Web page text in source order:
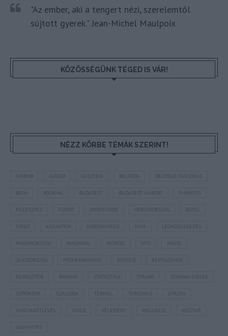
"Az ember, aki a tengert nézi, szerelemtől
sújtott gyerek." Jean-Michel Maulpoix
KÖZÖSSÉGÜNK TÉGED IS VÁR!
NÉZZ KÖRBE TÉMÁK SZERINT!
AUSZTRIA BALATON BELFÖLDI TURIZMUS
BUDAPEST BUDAPEST AIRPORT EMIRATES
FEJLESZTÉS HORVÁTORSZÁG HOTEL
KARANTÉN LÉGIKÖZLEKEDÉS
MAGYARORSZÁG MTÜ MÁLTA
OLASZORSZÁG REPÜLŐJÁRAT
REPÜLŐTÉR STATISZTIKA STRAND SZAKMAI CIKKEK
SZPONZOR SZÁLLODA TERMÁL TURIZMUS UTAZÁS
VAKCINAÚTLEVÉL WIZZAIR
ÚJRANYITÁS